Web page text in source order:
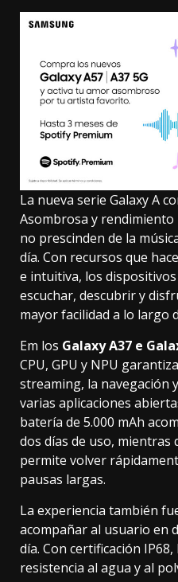
La nueva serie Galaxy A
Asombrosa y
no prescinden de la
día. Con recursos que
e intuitiva, los
escuchar, descubrir y
mayor facilidad a lo largo
Em los Galaxy A37 e
CPU, GPU y NPU
streaming, la navegación
varias aplicaciones
batería de 5.000 mAh
dos días de uso, mientras
permite volver
pausas largas.
La experiencia también
acompañar al usuario en
día. Con certificación
resistencia al agua y al